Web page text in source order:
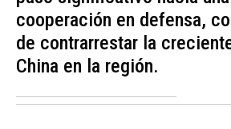
cooperación en defensa,
de contrarrestar la
China en la región.